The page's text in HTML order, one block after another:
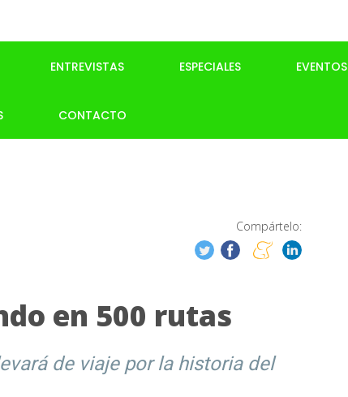
ENTREVISTAS ESPECIALES EVENTOS
CONTACTO
Compártelo:
en 500 rutas
de viaje por la historia del